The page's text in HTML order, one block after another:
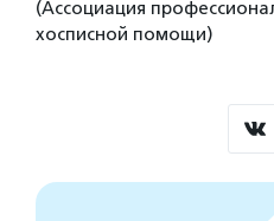
(Ассоциация
хосписной помощи)